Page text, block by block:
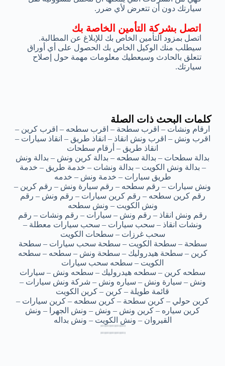
اتصل بشركة التأمين الخاصة بك
اتصل بمزود التأمين الخاص بك للإبلاغ عن المطالبة.
سيطلب منك الوكيل الخاص بك الحصول على أي أوراق
تتعلق بالحادث وسيعطيك معلومات مهمة حول إصلاح
سيارتك.
سيارتك دون أن تتعرض لأي ضرر.
كلمات البحث ذات الصلة
ارقام ونشات – اقرب سطحة – اقرب سطحه – اقرب كرين –
اقرب ونش – اقرب ونش انقاذ – انقاذ طريق – انقاذ سيارات –
انقاذ طريق – أرقام سطحات
بدالة سطحات – بدالة سطحه – بدالة كرين ونش – بدالة ونش
– بدالة ونش الكويت – بدالة ونشات – خدمة طريق – خدمة
طريق سيارات – خدمة ونش – خدمه
ونش سيارات – رقم سطحه – رقم سيارة ونش – رقم كرين –
رقم كرين سطحه – رقم كرين سيارات – رقم ونش – رقم
ونش الكويت – ونش سطحه
رقم ونش انقاذ – رقم ونش – سيارات – رقم ونشات – رقم
ونشات انقاذ – سحب سيارات – سحب سيارات معطلة –
سحب غرزات – سطحات الكويت
سطحة – سطحة الكويت – سطحة سحب سيارات – سطحة
كرين – سطحة هيدروليك – سطحة ونش – سطحه – سطحه
الكويت – سطحه سحب سيارات
سطحه كرين – سطحه هيدروليك – سطحه ونش – سيارات
ونش – سيارة ونش – سياره ونش – شركة ونش سيارات –
قائمة طويلة – كرين – كرين الكويت
كرين حولي – كرين سطحة – كرين سطحه – كرين سيارات –
كرين سياره – كرين ونش – ونش – ونش الجهرا – ونش
القيروان – ونش الكويت – ونش بداله